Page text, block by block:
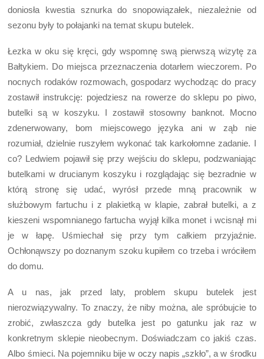
doniosła kwestia sznurka do snopowiązałek, niezależnie od
sezonu były to połajanki na temat skupu butelek.
Łezka w oku się kręci, gdy wspomnę swą pierwszą wizytę za
Bałtykiem. Do miejsca przeznaczenia dotarłem wieczorem. Po
nocnych rodaków rozmowach, gospodarz wychodząc do pracy
zostawił instrukcję: pojedziesz na rowerze do sklepu po piwo,
butelki są w koszyku. I zostawił stosowny banknot. Mocno
zdenerwowany, bom miejscowego języka ani w ząb nie
rozumiał, dzielnie ruszyłem wykonać tak karkołomne zadanie. I
co? Ledwiem pojawił się przy wejściu do sklepu, podzwaniając
butelkami w drucianym koszyku i rozglądając się bezradnie w
którą stronę się udać, wyrósł przede mną pracownik w
służbowym fartuchu i z plakietką w klapie, zabrał butelki, a z
kieszeni wspomnianego fartucha wyjął kilka monet i wcisnął mi
je w łapę. Uśmiechał się przy tym całkiem przyjaźnie.
Ochłonąwszy po doznanym szoku kupiłem co trzeba i wróciłem
do domu.
A u nas, jak przed laty, problem skupu butelek jest
nierozwiązywalny. To znaczy, że niby można, ale spróbujcie to
zrobić, zwłaszcza gdy butelka jest po gatunku jak raz w
konkretnym sklepie nieobecnym. Doświadczam co jakiś czas.
Albo śmieci. Na pojemniku bije w oczy napis „szkło”, a w środku